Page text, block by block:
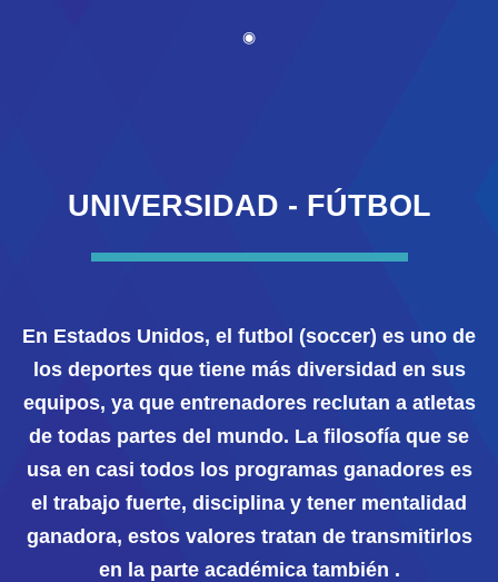
◉
UNIVERSIDAD - FÚTBOL
En Estados Unidos, el futbol (soccer) es uno de
los deportes que tiene más diversidad en sus
equipos, ya que entrenadores reclutan a atletas
de todas partes del mundo. La filosofía que se
usa en casi todos los programas ganadores es
el trabajo fuerte, disciplina y tener mentalidad
ganadora, estos valores tratan de transmitirlos
en la parte académica también .